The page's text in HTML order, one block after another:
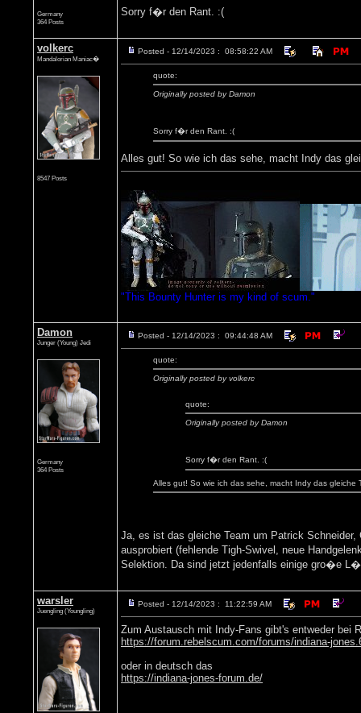
Germany
364 Posts
Sorry f�r den Rant. :(
volkerc
Mandalorian Maniac�
8547 Posts
Posted - 12/14/2023 : 08:58:22 AM
quote:
Originally posted by Damon
Sorry f�r den Rant. :(
Alles gut! So wie ich das sehe, macht Indy das
"This Bounty Hunter is my kind of scum."
Damon
Junger (Young) Jedi
Germany
364 Posts
Posted - 12/14/2023 : 09:44:48 AM
quote:
Originally posted by volkerc
quote:
Originally posted by Damon
Sorry f�r den Rant. :(
Alles gut! So wie ich das sehe, macht Indy das gleiche
Ja, es ist das gleiche Team um Patrick
ausprobiert (fehlende Tigh-Swivel, neue
Selektion. Da sind jetzt jedenfalls einige gro�e
warsler
Juengling (Youngling)
Posted - 12/14/2023 : 11:22:59 AM
Zum Austausch mit Indy-Fans gibt's entweder bei
https://forum.rebelscum.com/forums/indiana-
oder in deutsch das
https://indiana-jones-forum.de/